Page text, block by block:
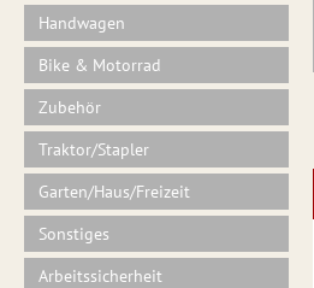
Handwagen
Bike & Motorrad
Zubehör
Traktor/Stapler
Garten/Haus/Freizeit
Sonstiges
Arbeitssicherheit